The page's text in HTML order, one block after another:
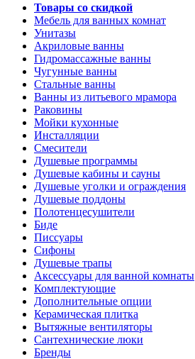
Товары со скидкой
Мебель для ванных комнат
Унитазы
Акриловые ванны
Гидромассажные ванны
Чугунные ванны
Стальные ванны
Ванны из литьевого мрамора
Раковины
Мойки кухонные
Инсталляции
Смесители
Душевые программы
Душевые кабины и сауны
Душевые уголки и ограждения
Душевые поддоны
Полотенцесушители
Биде
Писсуары
Сифоны
Душевые трапы
Аксессуары для ванной комнаты
Комплектующие
Дополнительные опции
Керамическая плитка
Вытяжные вентиляторы
Сантехнические люки
Бренды